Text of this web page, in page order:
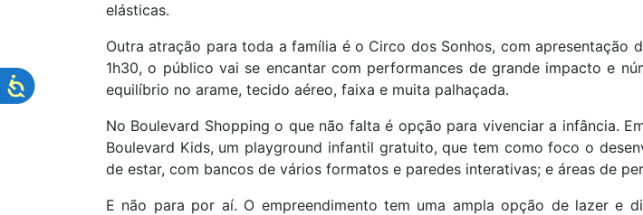
elásticas.
Outra atração para toda a família é o Circo dos Sonhos, com apresentação
1h30, o público vai se encantar com performances de grande impacto e
equilíbrio no arame, tecido aéreo, faixa e muita palhaçada.
No Boulevard Shopping o que não falta é opção para vivenciar a infância.
Boulevard Kids, um playground infantil gratuito, que tem como foco o
de estar, com bancos de vários formatos e paredes interativas; e áreas de
E não para por aí. O empreendimento tem uma ampla opção de lazer e